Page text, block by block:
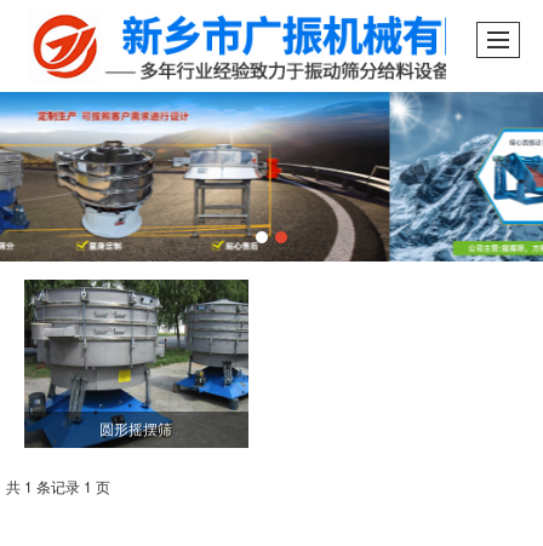
圆形摇摆筛
共 1 条记录 1 页